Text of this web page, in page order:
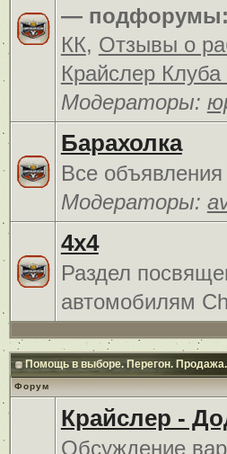
— подфорумы:
КК, Отзывы о
Крайслер
Модераторы:
Барахолка
Все
Модераторы:
4x4
Раздел
автомобилям
Помощь в выборе. Перегон. Продажа.
Форум
Крайслер -
Обсуждение